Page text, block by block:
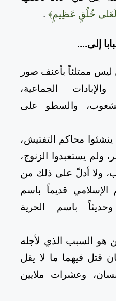
خُلُقٍ عَظِيمٍ﴾ .
إلى....
ممتلئاً بأعنف صور
الجماعية،
والسطو على
محاكم التفتيش،
ولم يستعبدوا الزنوج،
ولا أدلّ على ذلك من
الإسلامي قديماً باسم
وحديثاً باسم الحرية
هو السبب الذي لأجله
قتل فيهما ما لا يقل
وعشرات ملايين